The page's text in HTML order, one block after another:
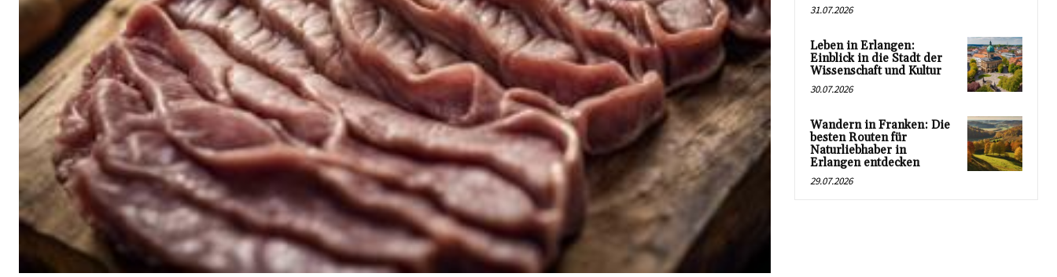
31.07.2026
Leben in Erlangen:
Einblick in die Stadt der
Wissenschaft und Kultur
30.07.2026
Wandern in Franken: Die
besten Routen für
Naturliebhaber in
Erlangen entdecken
29.07.2026